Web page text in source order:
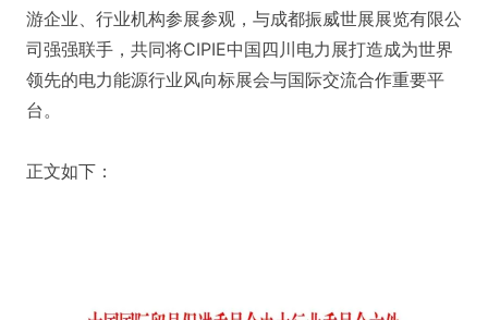
游企业、行业机构参展参观，与成都振威世展展览有限公
司强强联手，共同将CIPIE中国四川电力展打造成为世界
领先的电力能源行业风向标展会与国际交流合作重要平
台。
正文如下：